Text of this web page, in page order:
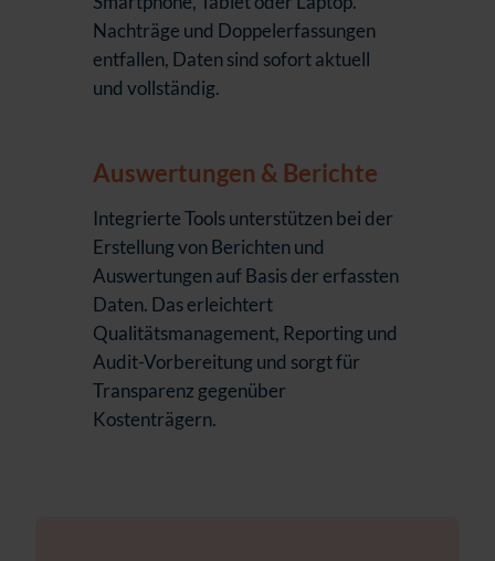
Nachträge und Doppelerfassungen
entfallen, Daten sind sofort aktuell
und vollständig.
Auswertungen & Berichte
Integrierte Tools unterstützen bei der
Erstellung von Berichten und
Auswertungen auf Basis der erfassten
Daten. Das erleichtert
Qualitätsmanagement, Reporting und
Audit-Vorbereitung und sorgt für
Transparenz gegenüber
Kostenträgern.